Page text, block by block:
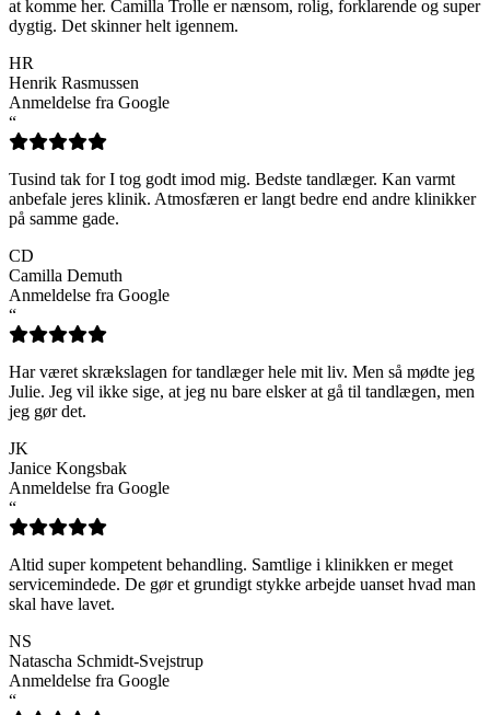
at komme her. Camilla Trolle er nænsom, rolig, forklarende og super
dygtig. Det skinner helt igennem.
HR
Henrik Rasmussen
Anmeldelse fra Google
“
Tusind tak for I tog godt imod mig. Bedste tandlæger. Kan varmt
anbefale jeres klinik. Atmosfæren er langt bedre end andre klinikker
på samme gade.
CD
Camilla Demuth
Anmeldelse fra Google
“
Har været skrækslagen for tandlæger hele mit liv. Men så mødte jeg
Julie. Jeg vil ikke sige, at jeg nu bare elsker at gå til tandlægen, men
jeg gør det.
JK
Janice Kongsbak
Anmeldelse fra Google
“
Altid super kompetent behandling. Samtlige i klinikken er meget
servicemindede. De gør et grundigt stykke arbejde uanset hvad man
skal have lavet.
NS
Natascha Schmidt-Svejstrup
Anmeldelse fra Google
“